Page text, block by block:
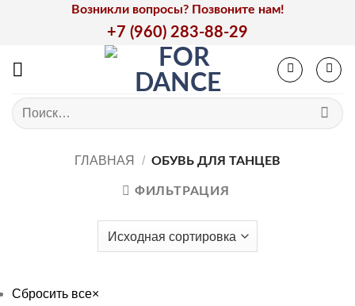
Возникли вопросы? Позвоните нам!
+7 (960) 283-88-29
Искать:
ГЛАВНАЯ / ОБУВЬ ДЛЯ ТАНЦЕВ
ФИЛЬТРАЦИЯ
Сбросить все×